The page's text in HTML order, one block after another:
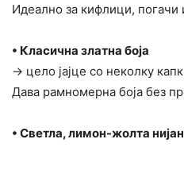
Идеално за кифлици, погачи
• Класична златна боја
→ цело јајце со неколку
Дава рамномерна боја без
• Светла, лимон-жолта